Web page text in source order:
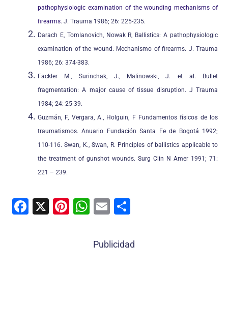
pathophysiologic examination of the wounding mechanisms of
firearms. J. Trauma 1986; 26: 225-235.
Darach E, Tomlanovich, Nowak R, Ballistics: A pathophysiologic
examination of the wound. Mechanismo of firearms. J. Trauma
1986; 26: 374-383.
Fackler M., Surinchak, J., Malinowski, J. et al. Bullet
fragmentation: A major cause of tissue disruption. J Trauma
1984; 24: 25-39.
Guzmán, F, Vergara, A., Holguin, F Fundamentos físicos de los
traumatismos. Anuario Fundación Santa Fe de Bogotá 1992;
110-116. Swan, K., Swan, R. Principles of ballistics applicable to
the treatment of gunshot wounds. Surg Clin N Amer 1991; 71:
221 – 239.
F
X
Pi W
at
E
ai m
Publicidad